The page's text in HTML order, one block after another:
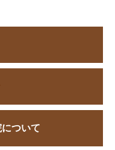
ついて